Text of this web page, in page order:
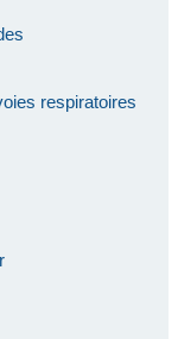
respiratoires